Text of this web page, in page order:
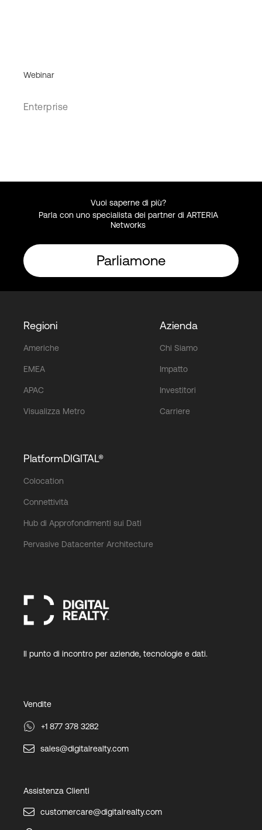
Webinar
Enterprise
Vuoi saperne di più?
Parla con uno specialista dei partner di ARTERIA
Networks
Parliamone
Regioni
Americhe
EMEA
APAC
Visualizza Metro
Azienda
Chi Siamo
Impatto
Investitori
Carriere
PlatformDIGITAL®
Colocation
Connettività
Hub di Approfondimenti sui Dati
Pervasive Datacenter Architecture
Il punto di incontro per aziende, tecnologie e dati.
Vendite
+1 877 378 3282
sales@digitalrealty.com
Assistenza Clienti
customercare@digitalrealty.com